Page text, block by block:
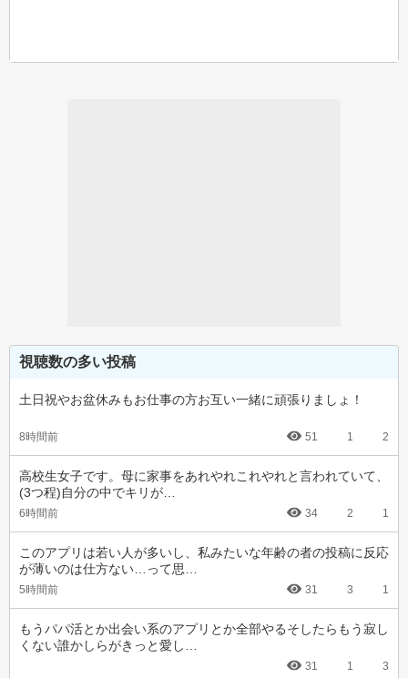
視聴数の多い投稿
土日祝やお盆休みもお仕事の方お互い一緒に頑張りましょ！
8時間前 51 1 2
高校生女子です。母に家事をあれやれこれやれと言われていて、
(3つ程)自分の中でキリが…
6時間前 34 2 1
このアプリは若い人が多いし、私みたいな年齢の者の投稿に反応
が薄いのは仕方ない…って思…
5時間前 31 3 1
もうパパ活とか出会い系のアプリとか全部やるそしたらもう寂し
くない誰かしらがきっと愛し…
31 1 3